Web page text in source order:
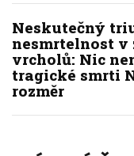
Neskutečný
nesmrtelnost v
vrcholů: Nic
tragické smrti
rozměr